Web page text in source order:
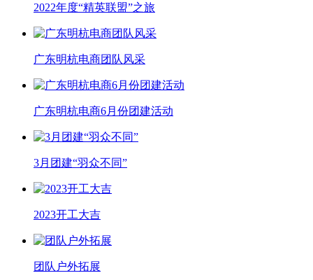
2022年度“精英联盟”之旅
广东明杭电商团队风采
广东明杭电商6月份团建活动
3月团建“羽众不同”
2023开工大吉
团队户外拓展